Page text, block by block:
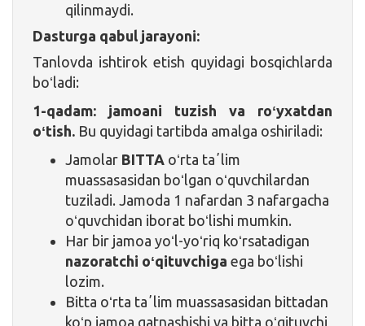
qilinmaydi.
Dasturga qabul jarayoni:
Tanlovda ishtirok etish quyidagi bosqichlarda
boʻladi:
1-qadam: jamoani tuzish va roʻyxatdan
oʻtish. Bu quyidagi tartibda amalga oshiriladi:
Jamolar BITTA oʻrta taʼlim
muassasasidan boʻlgan oʻquvchilardan
tuziladi. Jamoda 1 nafardan 3 nafargacha
oʻquvchidan iborat boʻlishi mumkin.
Har bir jamoa yoʻl-yoʻriq koʻrsatadigan
nazoratchi oʻqituvchiga ega boʻlishi
lozim.
Bitta oʻrta taʼlim muassasasidan bittadan
koʻp jamoa qatnashishi va bitta oʻqituvchi